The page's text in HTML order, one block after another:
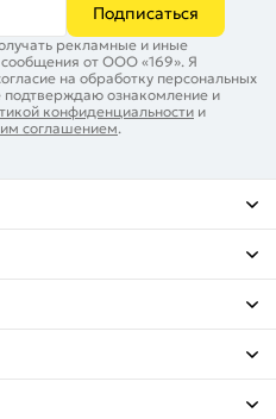
Подписаться
рекламные и иные
от ООО «169». Я
на обработку персональных
подтверждаю ознакомление и
конфиденциальности и
соглашением.